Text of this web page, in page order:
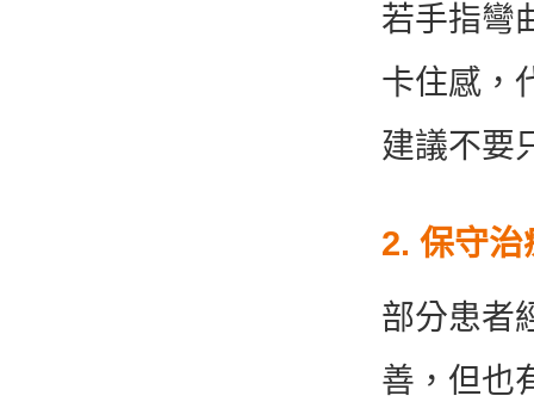
若手指彎
卡住感，
建議不要
2. 保守
部分患者
善，但也